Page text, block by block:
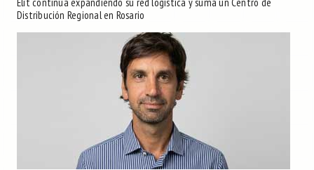
Distribución Regional en Rosario